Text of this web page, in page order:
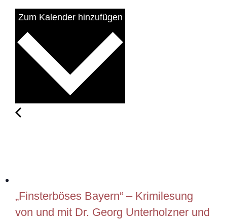
„Finsterböses Bayern“ – Krimilesung
von und mit Dr. Georg Unterholzner und